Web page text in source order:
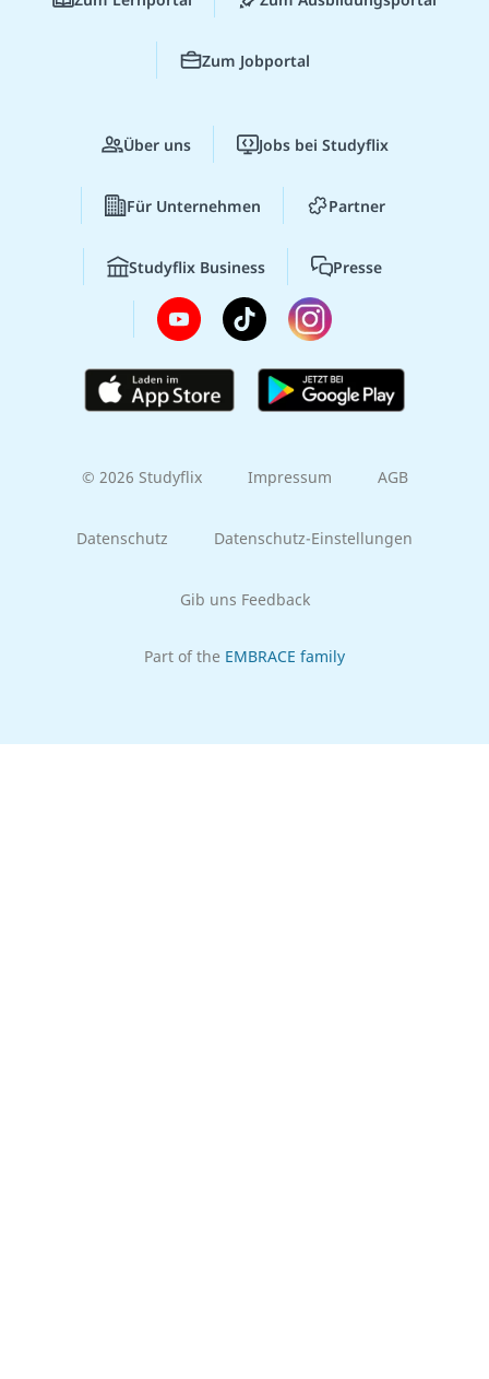
Zum Jobportal
Über uns Jobs bei Studyflix
Für Unternehmen Partner
Studyflix Business Presse
© 2026 Studyflix Impressum AGB
Datenschutz Datenschutz-Einstellungen
Gib uns Feedback
Part of the EMBRACE family